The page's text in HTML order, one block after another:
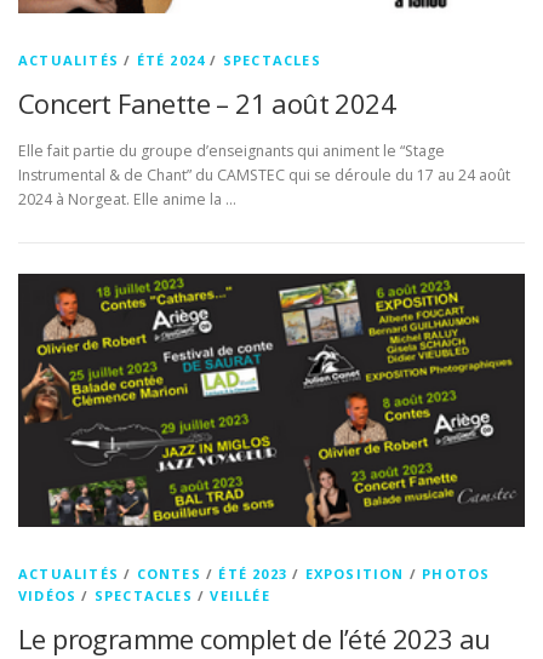
ACTUALITÉS / ÉTÉ 2024 / SPECTACLES
Concert Fanette – 21 août 2024
Elle fait partie du groupe d’enseignants qui animent le “Stage
Instrumental & de Chant” du CAMSTEC qui se déroule du 17 au 24 août
2024 à Norgeat. Elle anime la …
ACTUALITÉS / CONTES / ÉTÉ 2023 / EXPOSITION / PHOTOS
VIDÉOS / SPECTACLES /VEILLÉE
Le programme complet de l’été 2023 au